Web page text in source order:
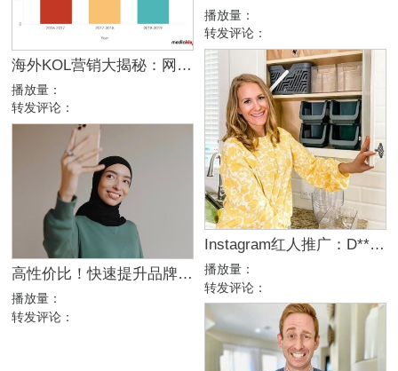
播放量：
转发评论：
海外KOL营销大揭秘：网红报价是否合理？如何判断？
播放量：
转发评论：
Instagram红人推广：D***e｜美国 生活
播放量：
转发评论：
高性价比！快速提升品牌曝光度可以试试海外KOL营销
播放量：
转发评论：